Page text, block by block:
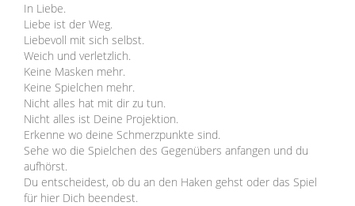
In Liebe.
Liebe ist der Weg.
Liebevoll mit sich selbst.
Weich und verletzlich.
Keine Masken mehr.
Keine Spielchen mehr.
Nicht alles hat mit dir zu tun.
Nicht alles ist Deine Projektion.
Erkenne wo deine Schmerzpunkte sind.
Sehe wo die Spielchen des Gegenübers anfangen und du
aufhörst.
Du entscheidest, ob du an den Haken gehst oder das Spiel
für hier Dich beendest.